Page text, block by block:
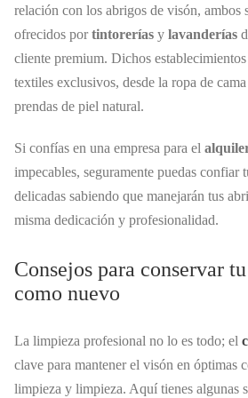
relación con los abrigos de visón, ambos
ofrecidos portintorerías y lavanderías
cliente premium. Dichos
textiles exclusivos, desde la ropa de
prendas de piel natural.
Si confías en una empresa para el
impecables, seguramente puedas confiar
delicadas sabiendo que manejarán tus
misma dedicación y profesionalidad.
Consejos para conservar
como nuevo
La limpieza profesional no lo es todo; el
clave para mantener el visón en óptimas
limpieza y limpieza. Aquí tienes algunas